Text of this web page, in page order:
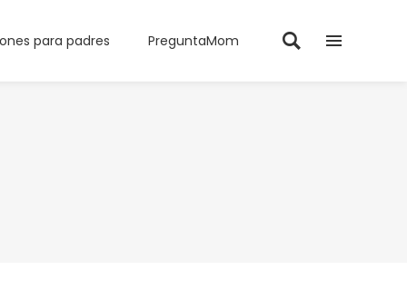
para padres PreguntaMom